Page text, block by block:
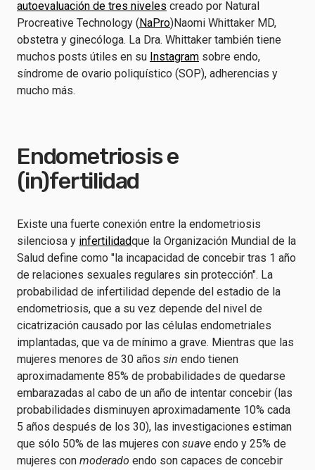
autoevaluación de tres niveles creado por Natural
Procreative Technology (NaPro)Naomi Whittaker MD,
obstetra y ginecóloga. La Dra. Whittaker también tiene
muchos posts útiles en su Instagram sobre endo,
síndrome de ovario poliquístico (SOP), adherencias y
mucho más.
Endometriosis e
(in)fertilidad
Existe una fuerte conexión entre la endometriosis
silenciosa y infertilidadque la Organización Mundial de la
Salud define como "la incapacidad de concebir tras 1 año
de relaciones sexuales regulares sin protección". La
probabilidad de infertilidad depende del estadio de la
endometriosis, que a su vez depende del nivel de
cicatrización causado por las células endometriales
implantadas, que va de mínimo a grave. Mientras que las
mujeres menores de 30 años sin endo tienen
aproximadamente 85% de probabilidades de quedarse
embarazadas al cabo de un año de intentar concebir (las
probabilidades disminuyen aproximadamente 10% cada
5 años después de los 30), las investigaciones estiman
que sólo 50% de las mujeres con suave endo y 25% de
mujeres con moderado endo son capaces de concebir